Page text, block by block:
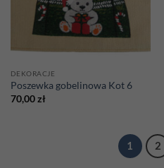
DEKORACJE
Poszewka gobelinowa Kot 6
70,00zł
1 2